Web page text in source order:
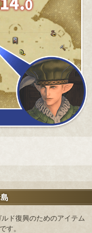
ド復興のためのアイテム
す。